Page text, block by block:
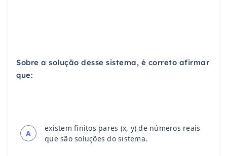
Sobre a solução desse sistema, é correto afirmar
que:
A
existem finitos pares (x, y) de números reais
que são soluções do sistema.